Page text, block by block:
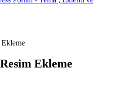
Ekleme
Ekleme